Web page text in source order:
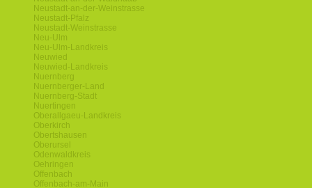
Neustadt-an-der-Weinstrasse
Neustadt-Pfalz
Neustadt-Weinstrasse
Neu-Ulm
Neu-Ulm-Landkreis
Neuwied
Neuwied-Landkreis
Nuernberg
Nuernberger-Land
Nuernberg-Stadt
Nuertingen
Oberallgaeu-Landkreis
Oberkirch
Obertshausen
Oberursel
Odenwaldkreis
Oehringen
Offenbach
Offenbach-am-Main